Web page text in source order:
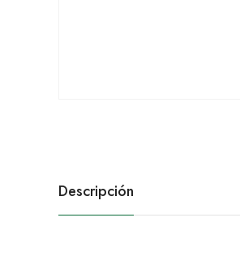
Descripción